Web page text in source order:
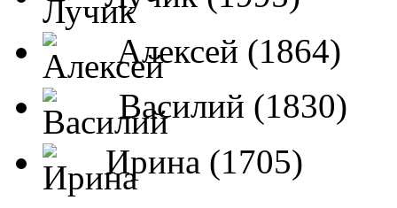
Алексей (1864)
Василий (1830)
Ирина (1705)